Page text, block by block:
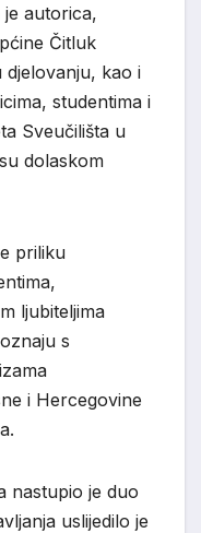
autorica,
Čitluk
djelovanju, kao i
studentima i
Sveučilišta u
dolaskom
priliku
ljubiteljima
s
i Hercegovine
nastupio je duo
uslijedilo je